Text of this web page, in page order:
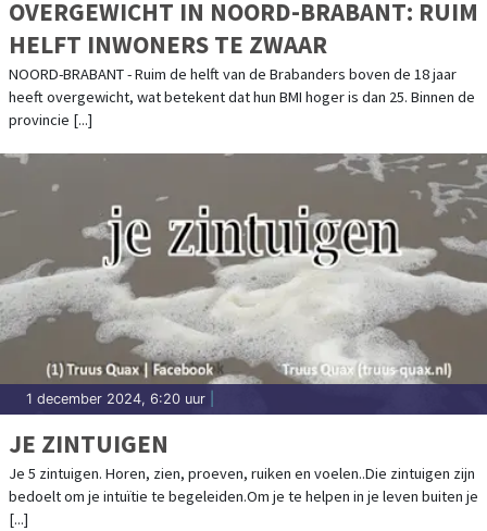
OVERGEWICHT IN NOORD-BRABANT: RUIM
HELFT INWONERS TE ZWAAR
NOORD-BRABANT - Ruim de helft van de Brabanders boven de 18 jaar
heeft overgewicht, wat betekent dat hun BMI hoger is dan 25. Binnen de
provincie [...]
1 december 2024, 6:20 uur
JE ZINTUIGEN
Je 5 zintuigen. Horen, zien, proeven, ruiken en voelen..Die zintuigen zijn
bedoelt om je intuïtie te begeleiden.Om je te helpen in je leven buiten je
[...]